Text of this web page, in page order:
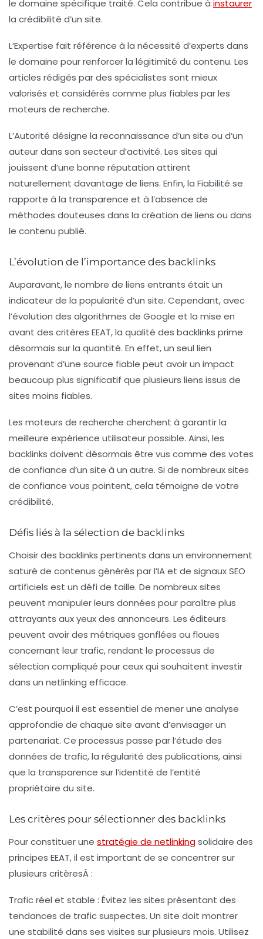
le domaine spécifique traité. Cela contribue à instaurer
la crédibilité d’un site.
L’Expertise fait référence à la nécessité d’experts dans
le domaine pour renforcer la légitimité du contenu. Les
articles rédigés par des spécialistes sont mieux
valorisés et considérés comme plus fiables par les
moteurs de recherche.
L’Autorité désigne la reconnaissance d’un site ou d’un
auteur dans son secteur d’activité. Les sites qui
jouissent d’une bonne réputation attirent
naturellement davantage de liens. Enfin, la Fiabilité se
rapporte à la transparence et à l’absence de
méthodes douteuses dans la création de liens ou dans
le contenu publié.
L’évolution de l’importance des backlinks
Auparavant, le nombre de liens entrants était un
indicateur de la popularité d’un site. Cependant, avec
l’évolution des algorithmes de Google et la mise en
avant des critères EEAT, la qualité des backlinks prime
désormais sur la quantité. En effet, un seul lien
provenant d’une source fiable peut avoir un impact
beaucoup plus significatif que plusieurs liens issus de
sites moins fiables.
Les moteurs de recherche cherchent à garantir la
meilleure expérience utilisateur possible. Ainsi, les
backlinks doivent désormais être vus comme des votes
de confiance d’un site à un autre. Si de nombreux sites
de confiance vous pointent, cela témoigne de votre
crédibilité.
Défis liés à la sélection de backlinks
Choisir des backlinks pertinents dans un environnement
saturé de contenus générés par l’IAet de signauxSEO
artificiels est un défi de taille. De nombreux sites
peuvent manipuler leurs données pour paraître plus
attrayants aux yeux des annonceurs. Les éditeurs
peuvent avoir des métriques gonflées ou floues
concernant leur trafic, rendant le processus de
sélection compliqué pour ceux qui souhaitent investir
dans un netlinking efficace.
C’est pourquoi il est essentiel de mener une analyse
approfondie de chaque site avant d’envisager un
partenariat. Ce processus passe par l’étude des
données de trafic, la régularité des publications, ainsi
que la transparence sur l’identité de l’entité
propriétaire du site.
Les critères pour sélectionner des backlinks
Pour constituer une stratégie de netlinkingsolidaire des
principes EEAT, il est important de se concentrer sur
plusieurs critèresÂ :
Trafic réel et stable : Évitez les sites présentant des
tendances de trafic suspectes. Un site doit montrer
une stabilité dans ses visites sur plusieurs mois. Utilisez